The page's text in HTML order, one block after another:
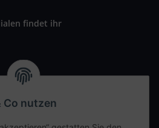
findet ihr
Bitte beachtet die
Co nutzen